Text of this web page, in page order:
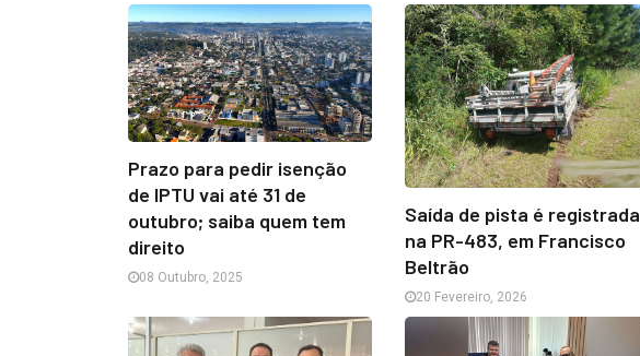
Prazo para pedir isenção
de IPTU vai até 31 de
outubro; saiba quem tem
direito
08 Outubro, 2025
Saída de pista é registrada
na PR-483, em Francisco
Beltrão
20 Fevereiro, 2026